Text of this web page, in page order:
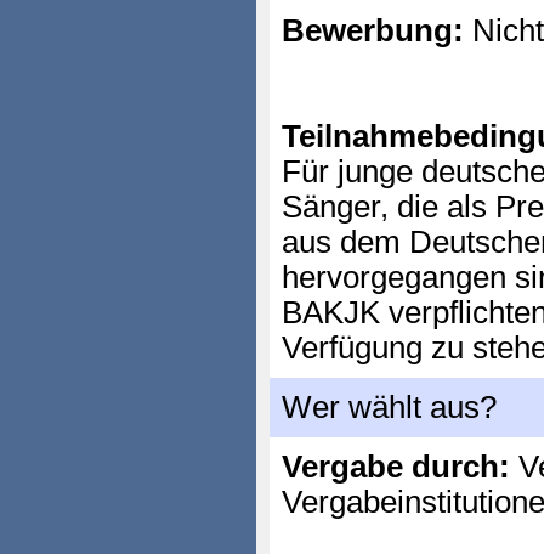
Bewerbung:
Für junge
Sänger, die als
aus dem
hervorgegangen
BAKJK
Verfügung zu
Wer wählt aus?
Vergabe durch: